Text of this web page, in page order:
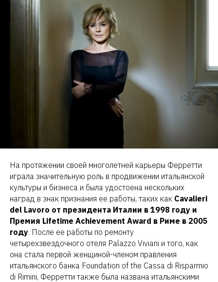
На протяжении своей многолетней карьеры Ферретти
играла значительную роль в продвижении итальянской
культуры и бизнеса и была удостоена нескольких
наград в знак признания ее работы, таких как Cavalieri
del Lavoro от президента Италии в 1998 году и
Премия Lifetime Achievement Award в Риме в 2005
году. После ее работы по ремонту
четырехзвездочного отеля Palazzo Viviani и того, как
она стала первой женщиной-членом правления
итальянского банка Foundation of the Cassa di Risparmio
di Rimini, Ферретти также была названа итальянскими